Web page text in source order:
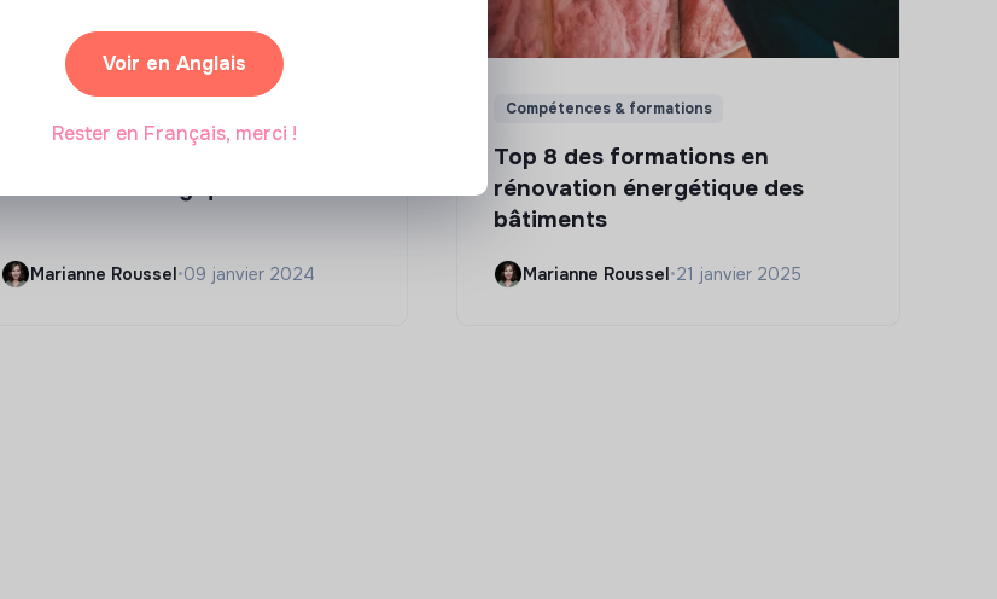
Comment se former à la
transition écologique ?
Marianne Roussel•09 janvier 2024
Compétences & formations
Top 8 des formations en
rénovation énergétique des
bâtiments
Marianne Roussel•21 janvier 2025
Voir en Anglais
Rester en Français, merci !